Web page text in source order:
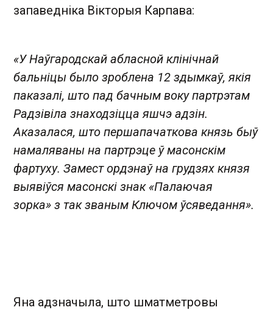
запаведніка Вікторыя Карпава:
«У Наўгародскай абласной клінічнай
бальніцы было зроблена 12 здымкаў, якія
паказалі, што пад бачным воку партрэтам
Радзівіла знаходзіцца яшчэ адзін.
Аказалася, што першапачаткова князь быў
намаляваны на партрэце ў масонскім
фартуху. Замест ордэнаў на грудзях князя
выявіўся масонскі знак «Палаючая
зорка» з так званым Ключом ўсяведання».
Яна адзначыла, што шматметровы